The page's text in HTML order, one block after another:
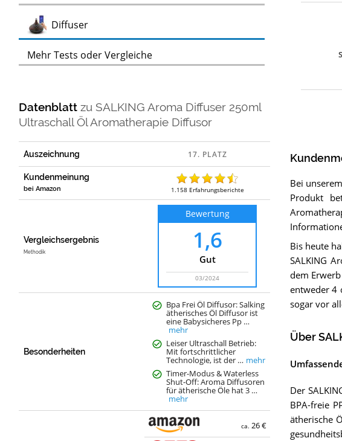
DiffuserTest
Mehr Tests oder Vergleiche
Datenblattzu SALKING Aroma Diffuser 250ml
Ultraschall Öl Aromatherapie Diffusor
Auszeichnung
Kundenmeinung
bei Amazon 1.158 Erfahrungsberichte
Vergleichsergebnis
Methodik
Bewertung
1,6
Gut
03/2024
Besonderheiten
Bpa Frei Öl Diffusor: Salking
ätherisches Öl Diffusor ist
eine Babysicheres Pp …
mehr
Leiser Ultraschall Betrieb:
Mit fortschrittlicher
Technologie, ist der … mehr
Timer-Modus & Waterless
Shut-Off: Aroma Diffusoren
für ätherische Öle hat 3 …
mehr
ca. 26 €
Bei unserem
Produkt
Bis heute
SALKING
dem
entweder 4
sogar vor
Über
Der
BPA-freie
ätherische